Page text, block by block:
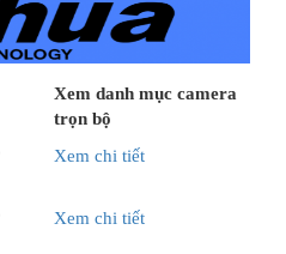
Xem danh mục camera
trọn bộ
Xem chi tiết
Xem chi tiết